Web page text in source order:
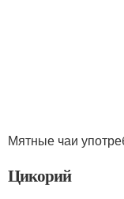
Мятные чаи
Цикорий